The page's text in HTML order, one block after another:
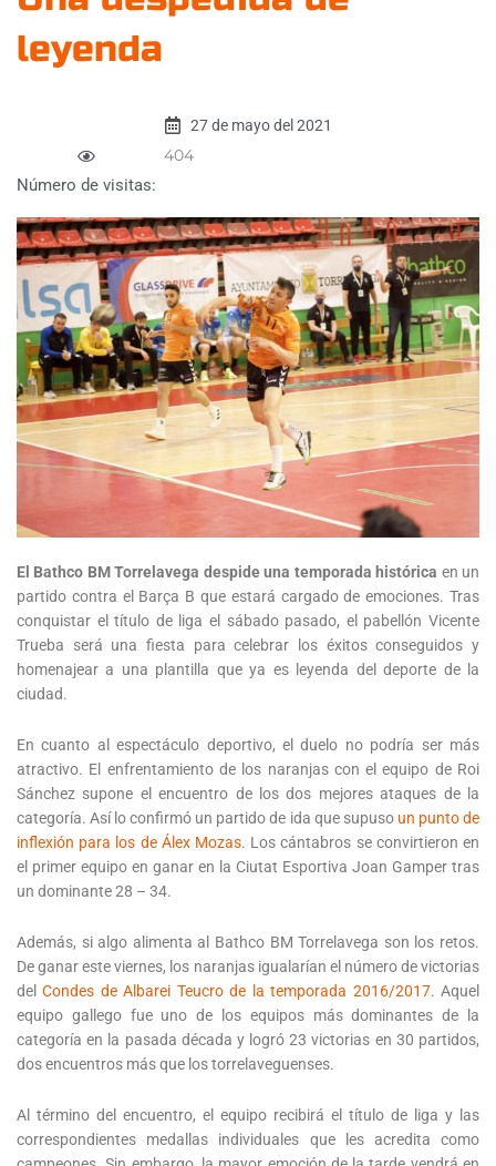
leyenda
27 de mayo del 2021
Número de visitas:
404
El Bathco BM Torrelavega despide una temporada histórica en un
partido contra el Barça B que estará cargado de emociones. Tras
conquistar el título de liga el sábado pasado, el pabellón Vicente
Trueba será una fiesta para celebrar los éxitos conseguidos y
homenajear a una plantilla que ya es leyenda del deporte de la
ciudad.
En cuanto al espectáculo deportivo, el duelo no podría ser más
atractivo. El enfrentamiento de los naranjas con el equipo de Roi
Sánchez supone el encuentro de los dos mejores ataques de la
categoría. Así lo confirmó un partido de ida que supuso un punto de
inflexión para los de Álex Mozas. Los cántabros se convirtieron en
el primer equipo en ganar en la Ciutat Esportiva Joan Gamper tras
un dominante 28 – 34.
Además, si algo alimenta al Bathco BM Torrelavega son los retos.
De ganar este viernes, los naranjas igualarían el número de victorias
delCondes de Albarei Teucro de la temporada 2016/2017. Aquel
equipo gallego fue uno de los equipos más dominantes de la
categoría en la pasada década y logró 23 victorias en 30 partidos,
dos encuentros más que los torrelaveguenses.
Al término del encuentro, el equipo recibirá el título de liga y las
correspondientes medallas individuales que les acredita como